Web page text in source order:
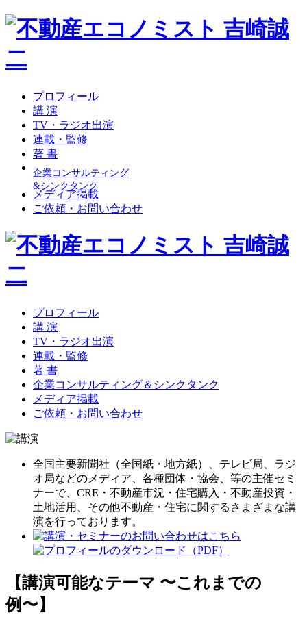
プロフィール
講 演
TV・ラジオ出演
連載・監修
著 書
企業コンサルティング
&シンクタンク
メディア掲載
ご依頼・お問い合わせ
プロフィール
講 演
TV・ラジオ出演
連載・監修
著 書
企業コンサルティング＆シンクタンク
メディア掲載
ご依頼・お問い合わせ
全国主要新聞社（全国紙・地方紙）、テレビ局、ラジ
オ局などのメディア、各種団体・協会、等の主催セミ
ナーで、CRE・不動産市況・住宅購入・不動産投資・
土地活用、その他不動産・住宅に関するさまざまな講
演を行っております。
【講演可能なテーマ 〜これまでの
例〜】